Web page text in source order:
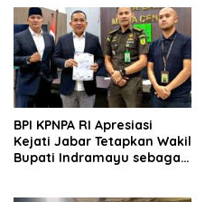
BPI KPNPA RI Apresiasi
Kejati Jabar Tetapkan Wakil
Bupati Indramayu sebagai